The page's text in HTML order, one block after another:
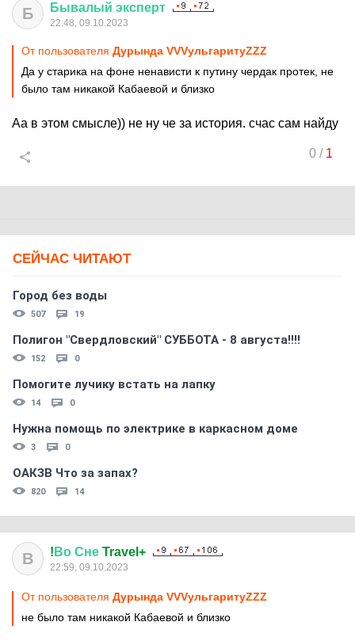
Б Бывалый эксперт
22:48, 09.10.2023
От пользователя Дурында VVVульгаритуZZZ
Да у старика на фоне ненависти к путину чердак протек, не
было там никакой Кабаевой и близко
Аа в этом смысле)) не ну че за история. счас сам найду
0/ 1
СЕЙЧАС ЧИТАЮТ
Город без воды
507 19
Полигон "Свердловский" СУББОТА - 8 августа!!!!
152 0
Помогите лучику встать на лапку
14 0
Нужна помощь по электрике в каркасном доме
3 0
ОАКЗВ Что за запах?
820 14
В ! Во Сне Travel+
22:59, 09.10.2023
От пользователя Дурында VVVульгаритуZZZ
не было там никакой Кабаевой и близко